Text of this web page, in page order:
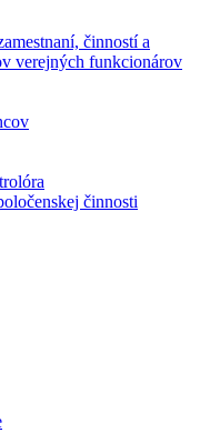
činností a
verejných funkcionárov
činnosti